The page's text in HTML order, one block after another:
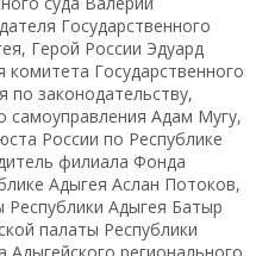
Государственного
Герой России Эдуард
комитета Государственного
по законодательству,
самоуправления Адам Мугу,
России по Республике
филиала Фонда
Адыгея Аслан Потоков,
Адыгея Батыр
палаты Республики